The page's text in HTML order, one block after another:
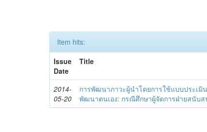
Item hits:
Issue
Date
Title
2014-
05-20
การพัฒนาภาวะผู้นำโดยการใช้แบบประเมิ
พัฒนาตนเอง: กรณีศึกษาผู้จัดการฝ่ายสนับ